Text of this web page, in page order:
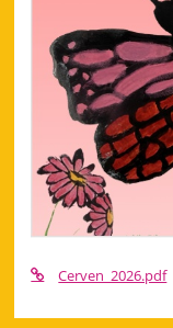
Cerven_2026.pdf